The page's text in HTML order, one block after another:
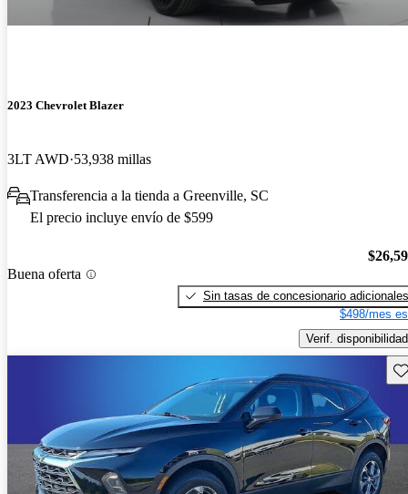
2023 Chevrolet Blazer
3LT AWD 53,938 millas
Transferencia a la tienda a Greenville, SC
El precio incluye envío de $599
Buena oferta
Sin tasas de concesionario adicionales
$498/mes
Verif. disponibilidad